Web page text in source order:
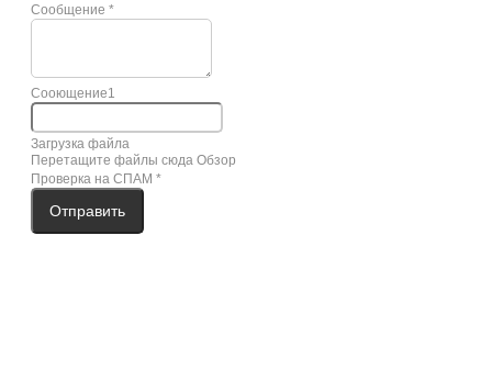
Сообщение *
Сооющение1
Загрузка файла
Перетащите файлы сюда Обзор
Проверка на СПАМ *
Отправить